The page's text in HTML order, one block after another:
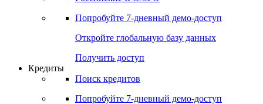
Попробуйте 7-дневный демо-доступ
Откройте глобальную базу данных
Получить доступ
Кредиты
Поиск кредитов
Попробуйте 7-дневный демо-доступ